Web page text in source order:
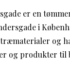
er en
i
træmaterialer og
og produkter til